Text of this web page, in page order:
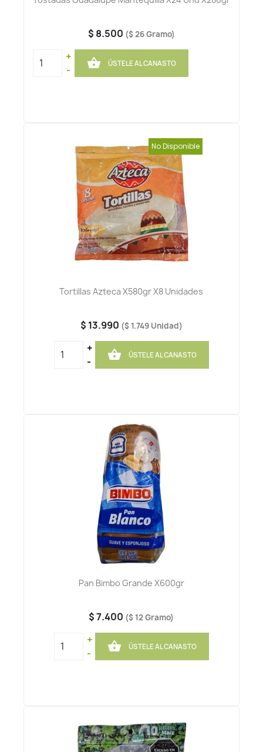
$ 8.500 ($ 26 Gramo)
+
-
 ÚSTELE AL CANASTO
Tortillas Azteca X580gr X8 Unidades
$ 13.990 ($ 1.749 Unidad)
+
-
 ÚSTELE AL CANASTO
No Disponible
Pan Bimbo Grande X600gr
$ 7.400 ($ 12 Gramo)
+
-
 ÚSTELE AL CANASTO